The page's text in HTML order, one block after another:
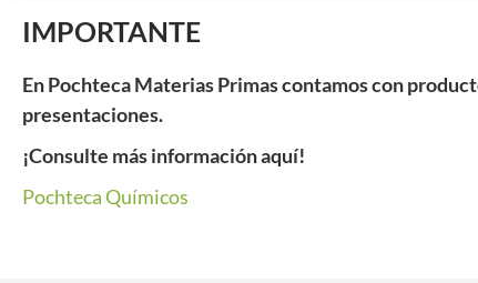
IMPORTANTE
En Pochteca Materias Primas contamos con
presentaciones.
¡Consulte más información aquí!
Pochteca Químicos